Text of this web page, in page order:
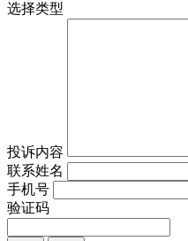
选择类型
投诉内容
联系姓名
手机号
验证码